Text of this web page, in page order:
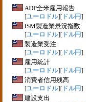
ADP全米雇用報告
[ユーロドル][ ドル円]
ISM製造業景況指数
[ユーロドル][ ドル円]
製造業受注
[ユーロドル][ ドル円]
雇用統計
[ユーロドル][ ドル円]
消費者信用残高
[ユーロドル][ ドル円]
建設支出